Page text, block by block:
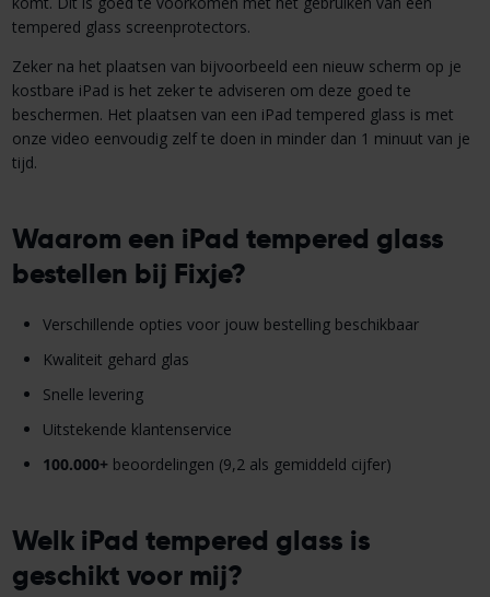
tempered glass screenprotectors.
Zeker na het plaatsen van bijvoorbeeld een nieuw scherm op je
kostbare iPad is het zeker te adviseren om deze goed te
beschermen. Het plaatsen van een iPad tempered glass is met
onze video eenvoudig zelf te doen in minder dan 1 minuut van je
tijd.
Waarom een iPad tempered glass
bestellen bij Fixje?
Verschillende opties voor jouw bestelling beschikbaar
Kwaliteit gehard glas
Snelle levering
Uitstekende klantenservice
100.000+ beoordelingen (9,2 als gemiddeld cijfer)
Welk iPad tempered glass is
geschikt voor mij?